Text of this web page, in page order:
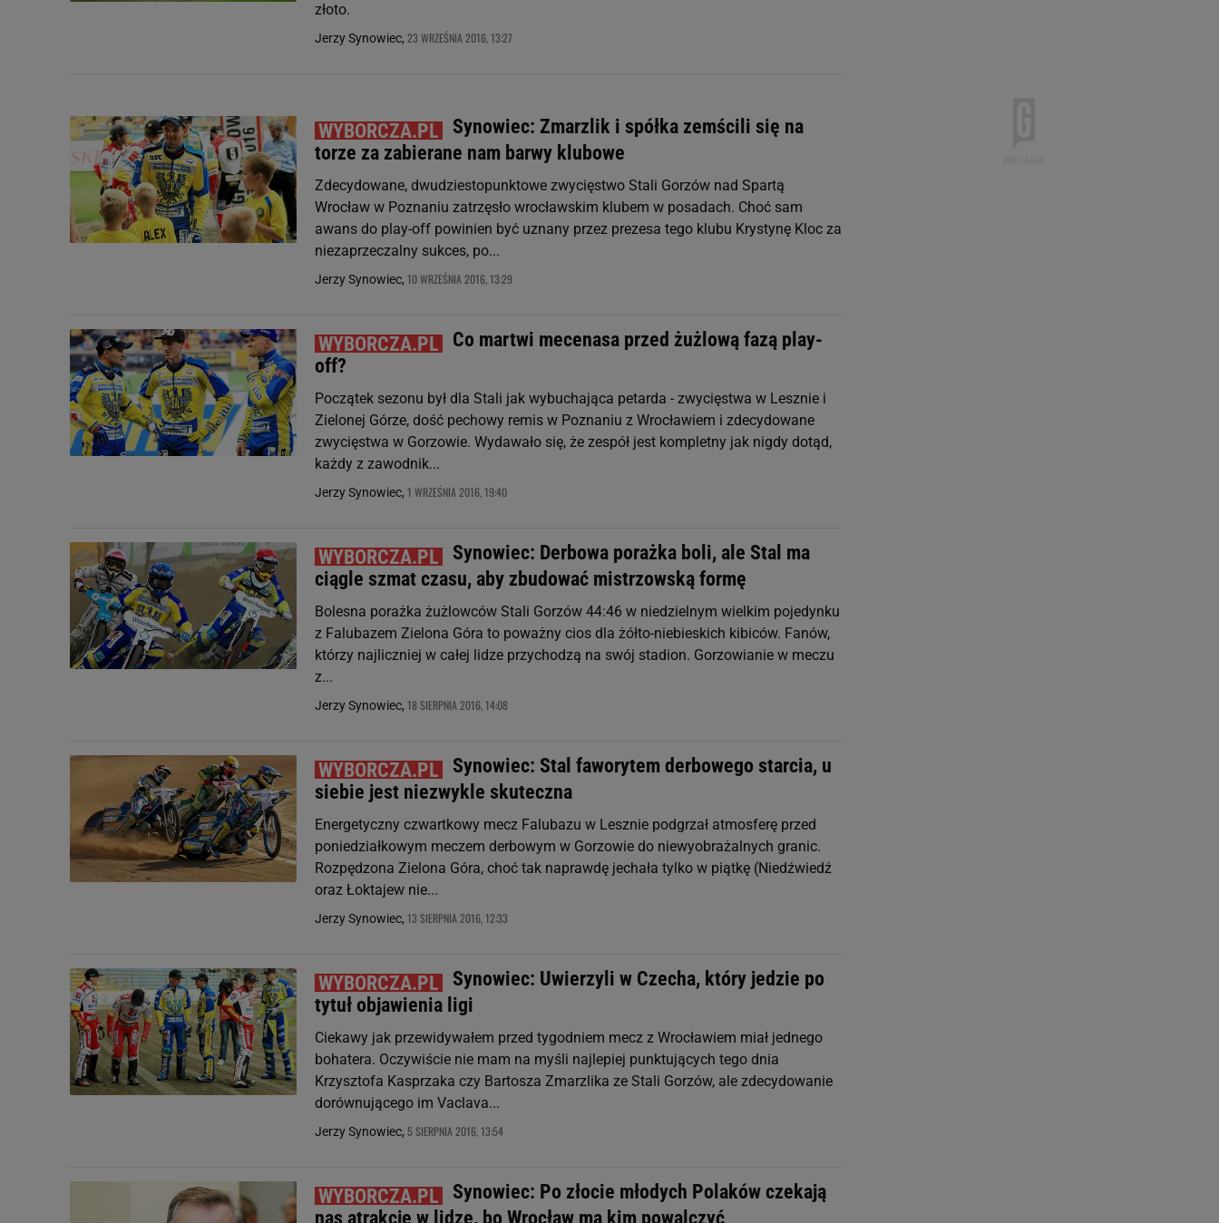
złoto.
Jerzy Synowiec, 23 WRZEŚNIA 2016, 13:27
Synowiec: Zmarzlik i spółka zemścili się na
torze za zabierane nam barwy klubowe
Zdecydowane, dwudziestopunktowe zwycięstwo Stali Gorzów nad Spartą
Wrocław w Poznaniu zatrzęsło wrocławskim klubem w posadach. Choć sam
awans do play-off powinien być uznany przez prezesa tego klubu Krystynę Kloc za
niezaprzeczalny sukces, po...
Jerzy Synowiec, 10 WRZEŚNIA 2016, 13:29
Co martwi mecenasa przed żużlową fazą play-
off?
Początek sezonu był dla Stali jak wybuchająca petarda - zwycięstwa w Lesznie i
Zielonej Górze, dość pechowy remis w Poznaniu z Wrocławiem i zdecydowane
zwycięstwa w Gorzowie. Wydawało się, że zespół jest kompletny jak nigdy dotąd,
każdy z zawodnik...
Jerzy Synowiec, 1 WRZEŚNIA 2016, 19:40
Synowiec: Derbowa porażka boli, ale Stal ma
ciągle szmat czasu, aby zbudować mistrzowską formę
Bolesna porażka żużlowców Stali Gorzów 44:46 w niedzielnym wielkim pojedynku
z Falubazem Zielona Góra to poważny cios dla żółto-niebieskich kibiców. Fanów,
którzy najliczniej w całej lidze przychodzą na swój stadion. Gorzowianie w meczu
z...
Jerzy Synowiec, 18 SIERPNIA 2016, 14:08
Synowiec: Stal faworytem derbowego starcia, u
siebie jest niezwykle skuteczna
Energetyczny czwartkowy mecz Falubazu w Lesznie podgrzał atmosferę przed
poniedziałkowym meczem derbowym w Gorzowie do niewyobrażalnych granic.
Rozpędzona Zielona Góra, choć tak naprawdę jechała tylko w piątkę (Niedźwiedź
oraz Łoktajew nie...
Jerzy Synowiec, 13 SIERPNIA 2016, 12:33
Synowiec: Uwierzyli w Czecha, który jedzie po
tytuł objawienia ligi
Ciekawy jak przewidywałem przed tygodniem mecz z Wrocławiem miał jednego
bohatera. Oczywiście nie mam na myśli najlepiej punktujących tego dnia
Krzysztofa Kasprzaka czy Bartosza Zmarzlika ze Stali Gorzów, ale zdecydowanie
dorównującego im Vaclava...
Jerzy Synowiec, 5 SIERPNIA 2016, 13:54
Synowiec: Po złocie młodych Polaków czekają
nas atrakcje w lidze, bo Wrocław ma kim powalczyć